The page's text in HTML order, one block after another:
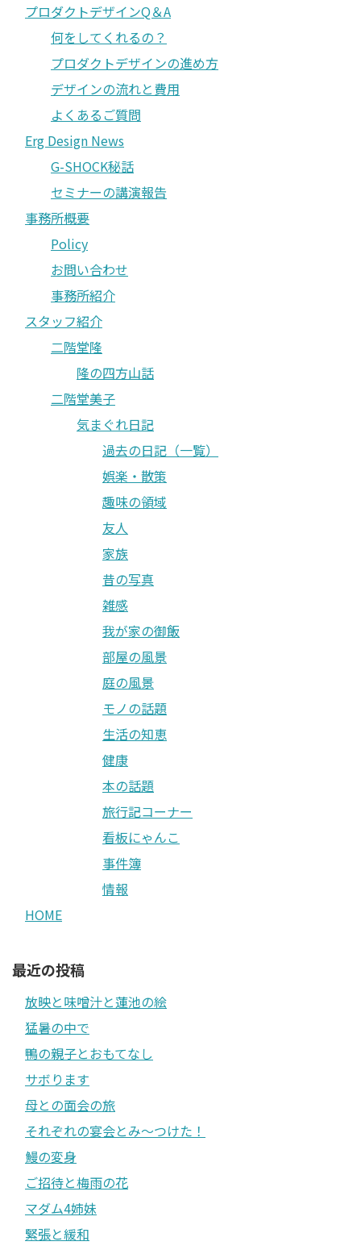
プロダクトデザインQ＆A
何をしてくれるの？
プロダクトデザインの進め方
デザインの流れと費用
よくあるご質問
Erg Design News
G-SHOCK秘話
セミナーの講演報告
事務所概要
Policy
お問い合わせ
事務所紹介
スタッフ紹介
二階堂隆
隆の四方山話
二階堂美子
気まぐれ日記
過去の日記（一覧）
娯楽・散策
趣味の領域
友人
家族
昔の写真
雑感
我が家の御飯
部屋の風景
庭の風景
モノの話題
生活の知恵
健康
本の話題
旅行記コーナー
看板にゃんこ
事件簿
情報
HOME
最近の投稿
放映と味噌汁と蓮池の絵
猛暑の中で
鴨の親子とおもてなし
サボります
母との面会の旅
それぞれの宴会とみ〜つけた！
鰻の変身
ご招待と梅雨の花
マダム4姉妹
緊張と緩和